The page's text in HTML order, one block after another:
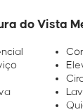
do Vista